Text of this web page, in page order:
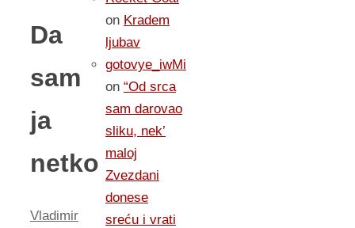
Da
sam
ja
netko
Vladimir
on Kradem
ljubav
gotovye_iwMi
on “Od srca
sam darovao
sliku, nek’
maloj
Zvezdani
donese
sreću i vrati